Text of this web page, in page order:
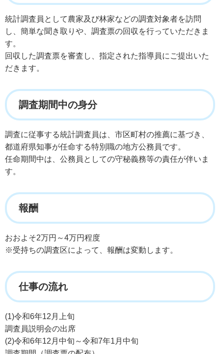
統計調査員として農家及び林家などの調査対象者を訪問
し、簡単な聞き取りや、調査票の回収を行っていただきま
す。
回収した調査票を審査し、指定された指導員にご提出いた
だきます。
調査期間中の身分
調査に従事する統計調査員は、市区町村の推薦に基づき、
都道府県知事が任命する特別職の地方公務員です。
任命期間中は、公務員としての守秘義務等の責任が伴いま
す。
報酬
おおよそ2万円～4万円程度
※受持ちの調査区によって、報酬は変動します。
仕事の流れ
(1)令和6年12月上旬
調査員説明会の出席
(2)令和6年12月中旬～令和7年1月中旬